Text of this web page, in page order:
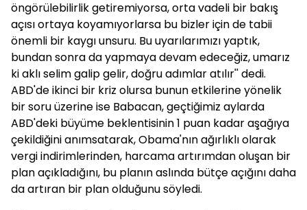
öngörülebilirlik getiremiyorsa, orta vadeli bir bakış
açısı ortaya koyamıyorlarsa bu bizler için de tabii
önemli bir kaygı unsuru. Bu uyarılarımızı yaptık,
bundan sonra da yapmaya devam edeceğiz, umarız
ki aklı selim galip gelir, doğru adımlar atılır'' dedi.
ABD'de ikinci bir kriz olursa bunun etkilerine yönelik
bir soru üzerine ise Babacan, geçtiğimiz aylarda
ABD'deki büyüme beklentisinin 1 puan kadar aşağıya
çekildiğini anımsatarak, Obama'nın ağırlıklı olarak
vergi indirimlerinden, harcama artırımdan oluşan bir
plan açıkladığını, bu planın aslında bütçe açığını daha
da artıran bir plan olduğunu söyledi.